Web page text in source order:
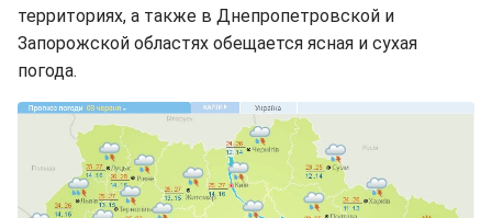
территориях, а также в Днепропетровской и
Запорожской областях обещается ясная и сухая
погода.